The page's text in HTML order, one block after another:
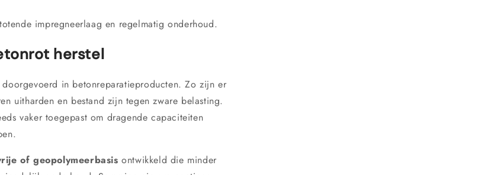
impregneerlaag en regelmatig onderhoud.
herstel
in betonreparatieproducten. Zo zijn er
uitharden en bestand zijn tegen zware belasting.
vaker toegepast om dragende capaciteiten
of geopolymeerbasis ontwikkeld die minder